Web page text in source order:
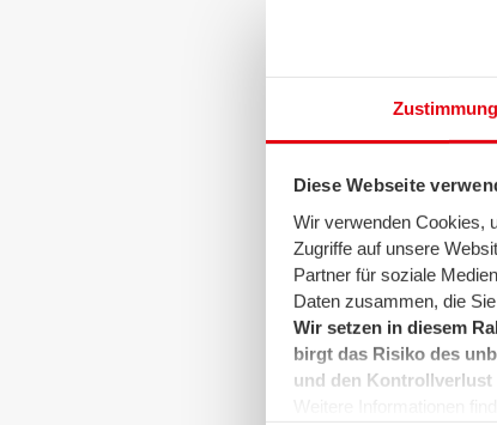
Zustimmung
Diese Webseite
Wir verwenden Cookies,
Zugriffe auf unsere
Partner für soziale
Daten zusammen, die
Wir setzen in diesem
birgt das Risiko des
und den Kontrollverlust
Hinweise zur